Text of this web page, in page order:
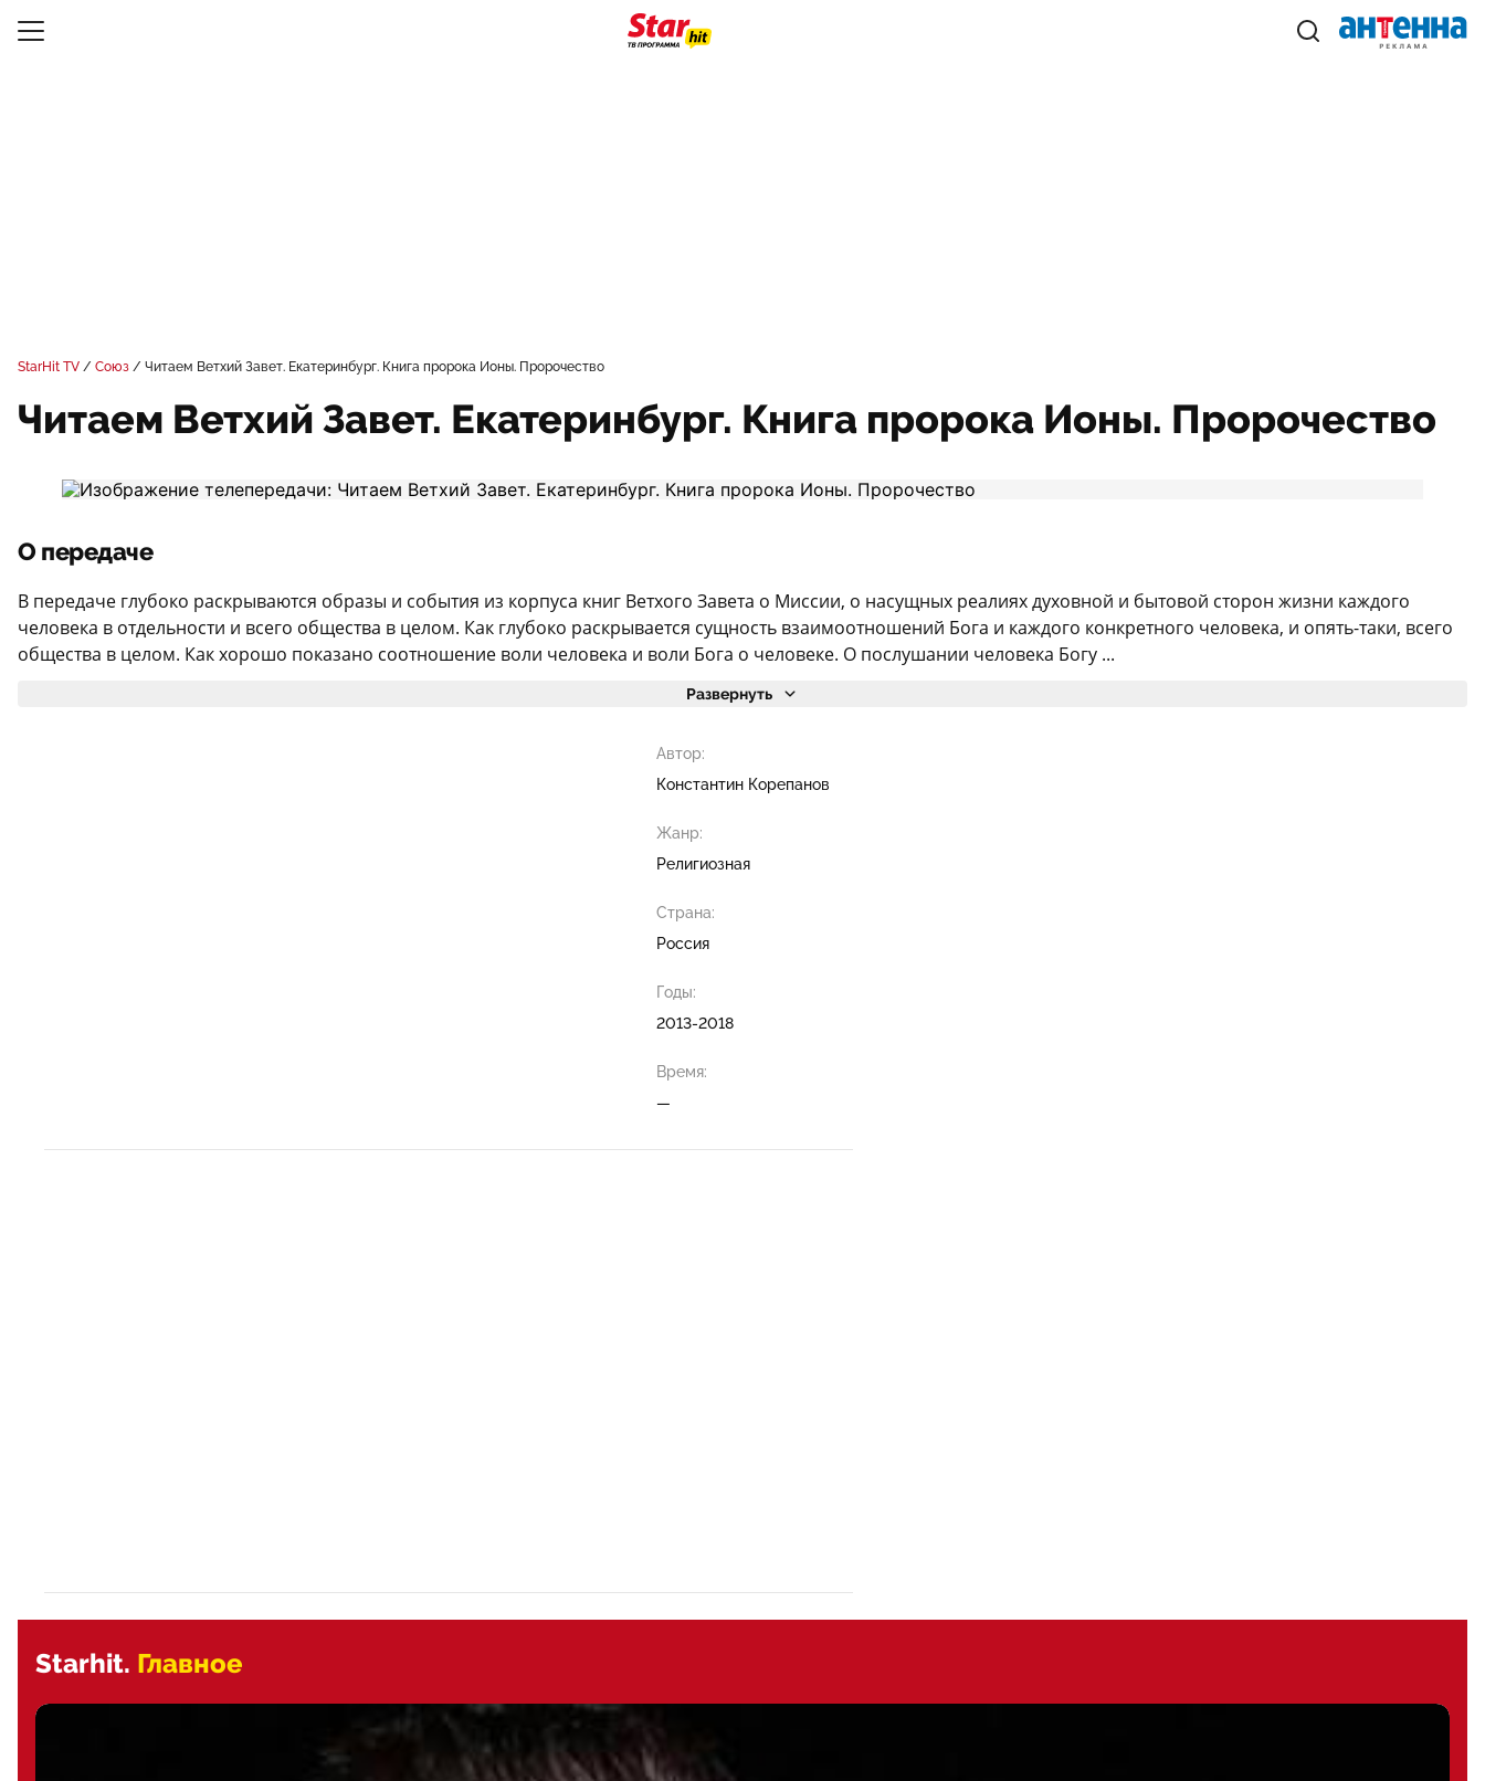
StarHit TV Союз Читаем Ветхий Завет. Екатеринбург. Книга пророка Ионы. Пророчество
Читаем Ветхий Завет. Екатеринбург. Книга пророка Ионы. Пророчество
О передаче
В передаче глубоко раскрываются образы и события из корпуса книг Ветхого Завета о Миссии, о насущных реалиях духовной и бытовой сторон жизни каждого
человека в отдельности и всего общества в целом. Как глубоко раскрывается сущность взаимоотношений Бога и каждого конкретного человека, и опять-таки, всего
общества в целом. Как хорошо показано соотношение воли человека и воли Бога о человеке. О послушании человека Богу ...
Развернуть
Автор:
Константин Корепанов
Жанр:
Религиозная
Страна:
Россия
Годы:
2013-2018
Время:
—
Starhit. Главное